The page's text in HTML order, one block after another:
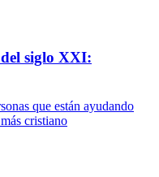
del siglo XXI:
que están ayudando
cristiano